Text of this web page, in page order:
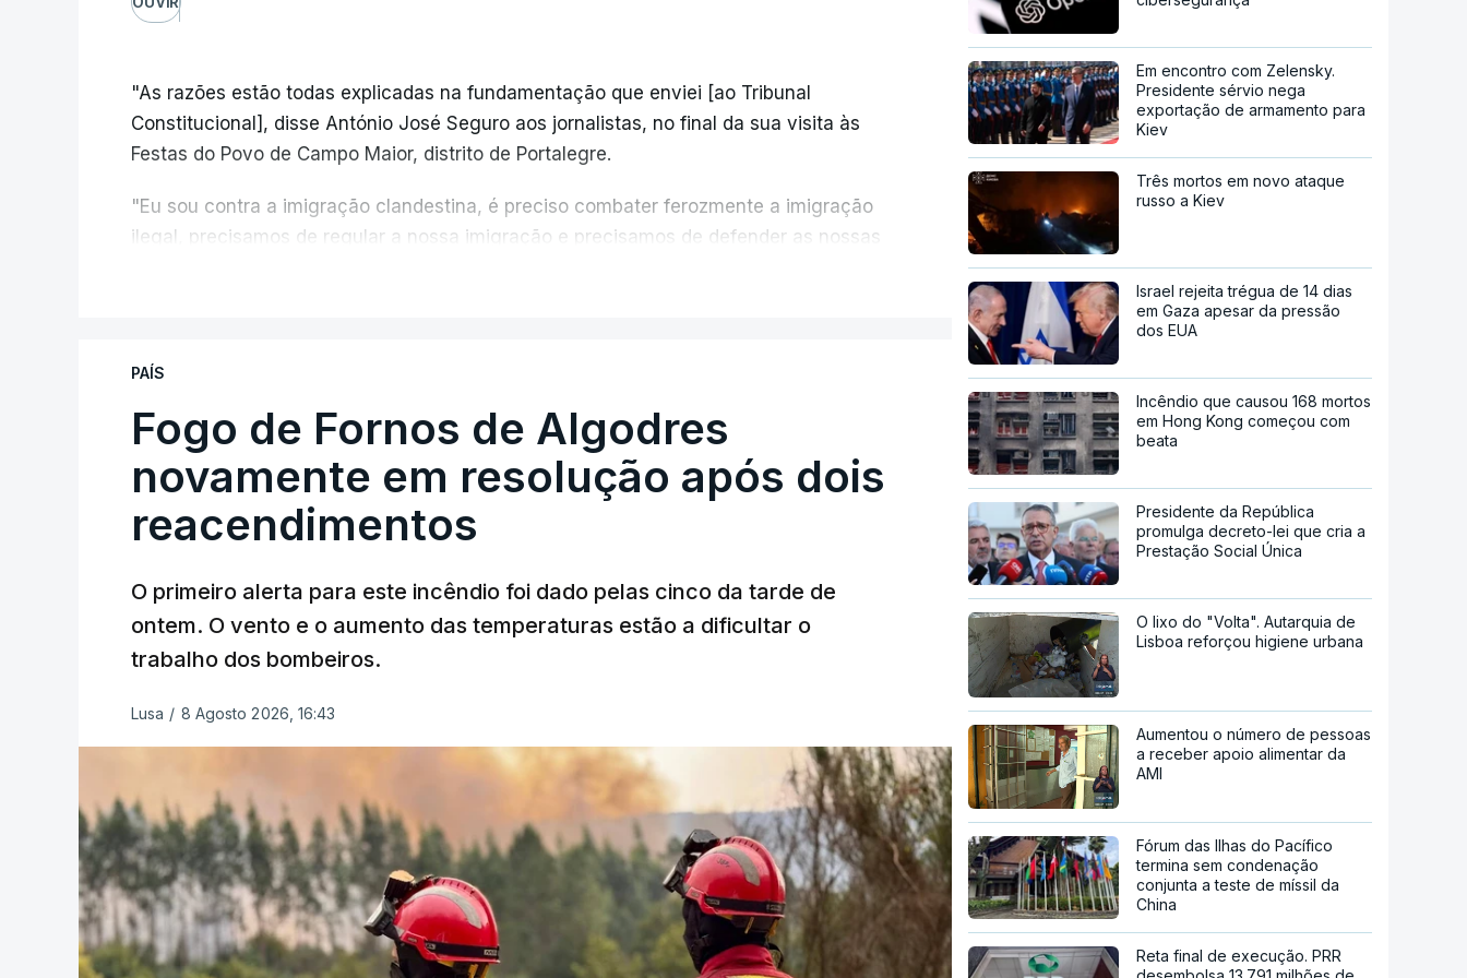
"As razões estão todas explicadas na fundamentação que enviei [ao Tribunal
Constitucional], disse António José Seguro aos jornalistas, no final da sua visita às
Festas do Povo de Campo Maior, distrito de Portalegre.
"Eu sou contra a imigração clandestina, é preciso combater ferozmente a imigração
ilegal, precisamos de regular a nossa imigração e precisamos de defender as nossas
criança.
ERRO100
ERROR ON HTML5 MEDIA ELEMENT
O Chega considerou "de uma enorme gravidade" a decisão do Presidente da
Repúblicade enviar para o Tribunal Constitucional o decreto sobre retorno de
estrangeiros, sustentando tratar-se de "uma irresponsabilidade".
PAÍS
Fogo de Fornos de Algodres
novamente em resolução após dois
reacendimentos
O primeiro alerta para este incêndio foi dado pelas cinco da tarde de
ontem. O vento e o aumento das temperaturas estão a dificultar o
trabalho dos bombeiros.
Lusa / 8 Agosto 2026, 16:43
Em encontro com Zelensky.
Presidente sérvio nega
exportação de armamento para
Kiev
Três mortos em novo ataque
russo a Kiev
Israel rejeita trégua de 14 dias
em Gaza apesar da pressão
dos EUA
Incêndio que causou 168 mortos
em Hong Kong começou com
beata
Presidente da República
promulga decreto-lei que cria a
Prestação Social Única
O lixo do "Volta". Autarquia de
Lisboa reforçou higiene urbana
Aumentou o número de pessoas
a receber apoio alimentar da
AMI
Fórum das Ilhas do Pacífico
termina sem condenação
conjunta a teste de míssil da
China
Reta final de execução. PRR